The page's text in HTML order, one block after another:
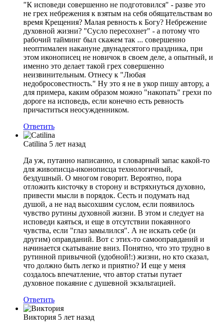
"К исповеди совершенно не подготовился" - разве это
не грех небрежения к взятым на себя обящательствам во
время Крещения? Малая ревность к Богу? Небрежение
духовной жизни? "Сусло пересохнет" - а потому что
рабочий тайминг был скажем так ... совершенно
неоптимален накануне двунадесятого праздника, при
этом иконописец не новичок в своем деле, а опытный, и
именно это делает такой грех совершенно
неизвинительным. Отнесу к "Любая
недобросовестность." Ну это я не в укор пишу автору, а
для примера, каким образом можно "накопать" грехи по
дороге на исповедь, если конечно есть ревность
причаститься неосужденником.
Ответить
Catilina 5 лет назад
Да уж, путанно написанно, и словарный запас какой-то
для живописца-иконописца технологичный,
бездушный. О многом говорит. Вероятно, пора
отложить кисточку в сторону и встряхнуться духовно,
привести мысли в порядок. Сесть и подумать над
душой, а не над высохшим суслом, если появилось
чувство рутины духовной жизни. В этом и следует на
исповеди каяться, и еще в отсутствии покаянного
чувства, если "глаз замылился". А не искать себе (и
другим) оправданий. Вот с этих-то самооправданий и
начинается скатывание вниз. Понятно, что это трудно в
рутинной привычной (удобной!:) жизни, но кто сказал,
что должно быть легко и приятно? И еще у меня
создалось впечатление, что автор статьи путает
духовное покаяние с душевной экзальтацией.
Ответить
Виктория 5 лет назад